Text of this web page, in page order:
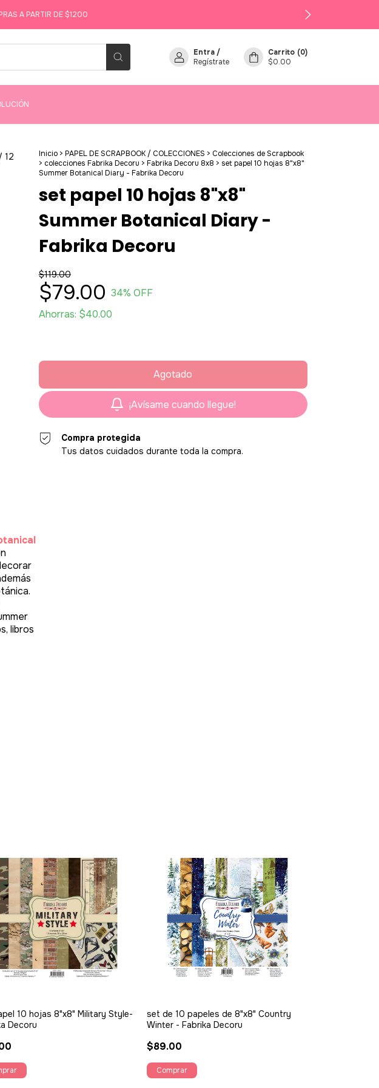
A PARTIR DE $1200
Entra /
Regístrate
Carrito (0)
$0.00
12 Inicio > PAPEL DE SCRAPBOOK / COLECCIONES > Colecciones de Scrapbook
> colecciones Fabrika Decoru > Fabrika Decoru 8x8 > set papel 10 hojas 8"x8"
Summer Botanical Diary - Fabrika Decoru
set papel 10 hojas 8"x8"
Summer Botanical Diary -
Fabrika Decoru
$119.00
$79.00 34% OFF
Ahorras: $40.00
¡Avísame cuando llegue!
Compra protegida
Tus datos cuidados durante toda la compra.
libros
10 hojas 8"x8" Military Style-
Decoru
set de 10 papeles de 8"x8" Country
Winter - Fabrika Decoru
$89.00